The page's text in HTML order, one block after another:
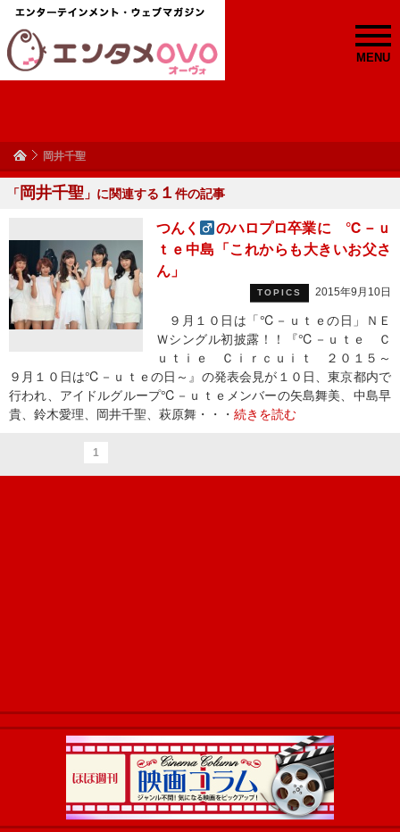
MENU
岡井千聖
「 岡井千聖 」に関連する １ 件の記事
つんく
のハロプロ卒業に ℃－ｕ
ｔｅ中島「これからも大きいお父さ
ん」
TOPICS 2015年9月10日
９月１０日は「℃－ｕｔｅの日」ＮＥ
Ｗシングル初披露！！『℃－ｕｔｅ Ｃ
ｕｔｉｅ Ｃｉｒｃｕｉｔ ２０１５～
９月１０日は℃－ｕｔｅの日～』の発表会見が１０日、東京都内で
行われ、アイドルグループ℃－ｕｔｅメンバーの矢島舞美、中島早
貴、鈴木愛理、岡井千聖、萩原舞・・・ 続きを読む
1